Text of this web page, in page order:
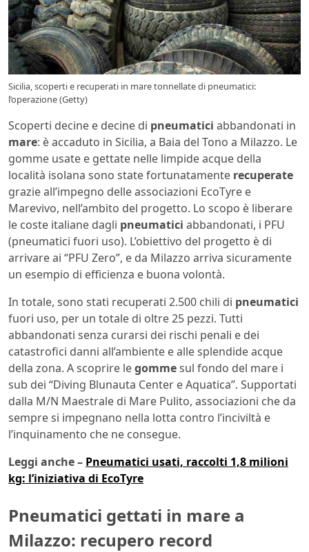
Sicilia, scoperti e recuperati in mare tonnellate di pneumatici:
l’operazione (Getty)
Scoperti decine e decine di pneumatici abbandonati in
mare: è accaduto in Sicilia, a Baia del Tono a Milazzo. Le
gomme usate e gettate nelle limpide acque della
località isolana sono state fortunatamente recuperate
grazie all’impegno delle associazioni EcoTyre e
Marevivo, nell’ambito del progetto. Lo scopo è liberare
le coste italiane dagli pneumatici abbandonati, i PFU
(pneumatici fuori uso). L’obiettivo del progetto è di
arrivare ai “PFU Zero”, e da Milazzo arriva sicuramente
un esempio di efficienza e buona volontà.
In totale, sono stati recuperati 2.500 chili di pneumatici
fuori uso, per un totale di oltre 25 pezzi. Tutti
abbandonati senza curarsi dei rischi penali e dei
catastrofici danni all’ambiente e alle splendide acque
della zona. A scoprire legommesul fondo del mare i
sub dei “Diving Blunauta Center e Aquatica”. Supportati
dalla M/N Maestrale di Mare Pulito, associazioni che da
sempre si impegnano nella lotta contro l’inciviltà e
l’inquinamento che ne consegue.
Leggi anche – Pneumatici usati, raccolti 1,8 milioni
kg: l’iniziativa di EcoTyre
Pneumatici gettati in mare a
Milazzo: recupero record